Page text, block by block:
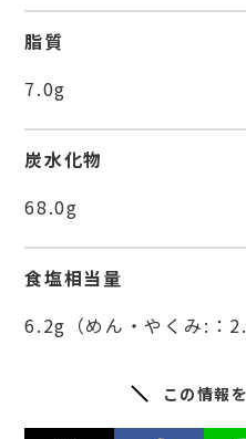
脂質
7.0g
炭水化物
68.0g
食塩相当量
6.2g（めん・やくみ:：
この情報